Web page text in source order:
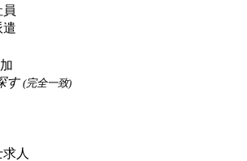
遣
す(完全一致)
人